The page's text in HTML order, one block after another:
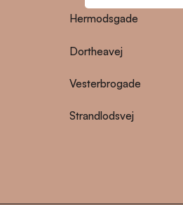
Hermodsgade
Dortheavej
Vesterbrogade
Strandlodsvej